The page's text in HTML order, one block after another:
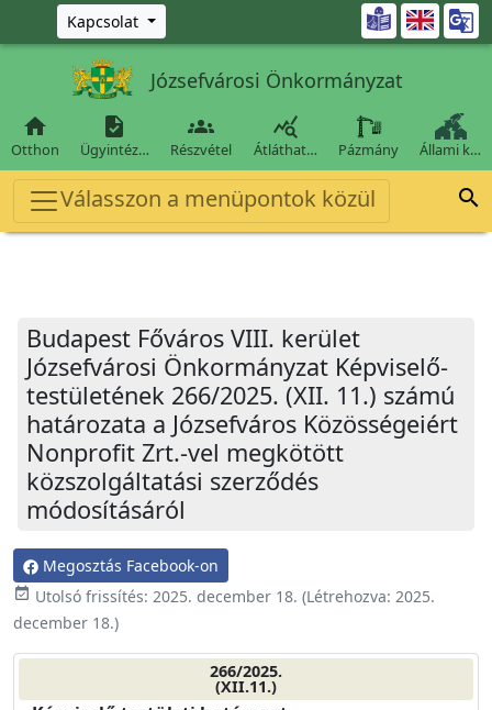
Ugrás a fő tartalomra
Kapcsolat 
Józsefvárosi Önkormányzat

Otthon

Ügyintéz…

Részvétel

Átláthat… Pázmány Állami k…
Válasszon a menüpontok közül 
Budapest Főváros VIII. kerület
Józsefvárosi Önkormányzat Képviselő-
testületének 266/2025. (XII. 11.) számú
határozata a Józsefváros Közösségeiért
Nonprofit Zrt.-vel megkötött
közszolgáltatási szerződés
módosításáról
Megosztás Facebook-on
event_available Utolsó frissítés: 2025. december 18. (Létrehozva: 2025.
december 18.)
266/2025.
(XII.11.)